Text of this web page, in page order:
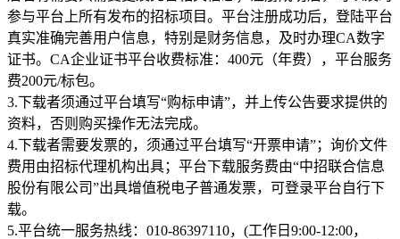
参与平台上所有发布的招标项目。平台注册成功后，登陆平台
真实准确完善用户信息，特别是财务信息，及时办理CA数字
证书。CA企业证书平台收费标准：400元（年费），平台服务
费200元/标包。
3.下载者须通过平台填写“购标申请”，并上传公告要求提供的
资料，否则购买操作无法完成。
4.下载者需要发票的，须通过平台填写“开票申请”；询价文件
费用由招标代理机构出具；平台下载服务费由“中招联合信息
股份有限公司”出具增值税电子普通发票，可登录平台自行下
载。
5.平台统一服务热线：010-86397110，(工作日9:00-12:00，